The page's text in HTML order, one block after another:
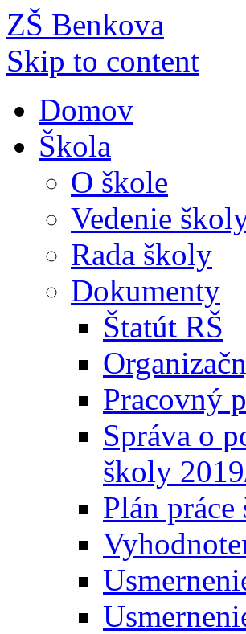
ZŠ Benkova
Skip to content
Domov
Škola
O škole
Vedenie
Rada školy
Dokumenty
Štatút RŠ
Pracovný
Správa o
školy
Plán